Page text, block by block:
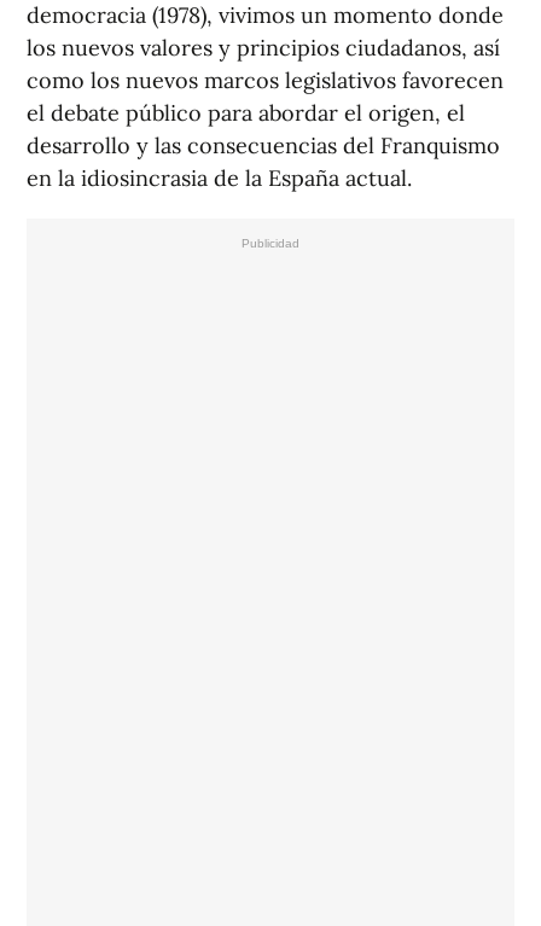
democracia (1978), vivimos un momento donde
los nuevos valores y principios ciudadanos, así
como los nuevos marcos legislativos favorecen
el debate público para abordar el origen, el
desarrollo y las consecuencias del Franquismo
en la idiosincrasia de la España actual.